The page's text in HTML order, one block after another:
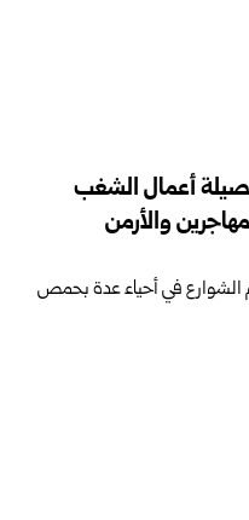
أعمال الشغب
والأرمن